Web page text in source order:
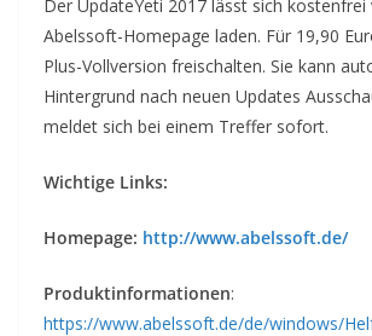
Der UpdateYeti 2017 lässt sich kostenfrei
Abelssoft-Homepage laden. Für 19,90
Plus-Vollversion freischalten. Sie kann
Hintergrund nach neuen Updates
meldet sich bei einem Treffer sofort.
Wichtige Links:
Homepage: http://www.abelssoft.de/
Produktinformationen:
https://www.abelssoft.de/de/windows/